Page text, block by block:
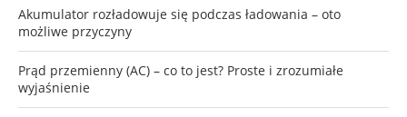
Akumulator rozładowuje się podczas ładowania – oto
możliwe przyczyny
Prąd przemienny (AC) – co to jest? Proste i zrozumiałe
wyjaśnienie